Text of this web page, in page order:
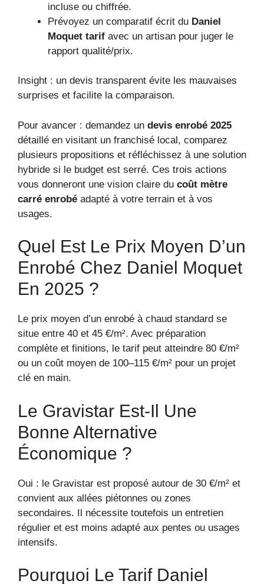
incluse ou chiffrée.
Prévoyez un comparatif écrit du Daniel
Moquet tarif avec un artisan pour juger le
rapport qualité/prix.
Insight : un devis transparent évite les mauvaises
surprises et facilite la comparaison.
Pour avancer : demandez un devis enrobé 2025
détaillé en visitant un franchisé local, comparez
plusieurs propositions et réfléchissez à une solution
hybride si le budget est serré. Ces trois actions
vous donneront une vision claire du coût mètre
carré enrobé adapté à votre terrain et à vos
usages.
Quel Est Le Prix Moyen D’un
Enrobé Chez Daniel Moquet
En 2025 ?
Le prix moyen d’un enrobé à chaud standard se
situe entre 40 et 45 €/m². Avec préparation
complète et finitions, le tarif peut atteindre 80 €/m²
ou un coût moyen de 100–115 €/m² pour un projet
clé en main.
Le Gravistar Est-Il Une
Bonne Alternative
Économique ?
Oui : le Gravistar est proposé autour de 30 €/m² et
convient aux allées piétonnes ou zones
secondaires. Il nécessite toutefois un entretien
régulier et est moins adapté aux pentes ou usages
intensifs.
Pourquoi Le Tarif Daniel